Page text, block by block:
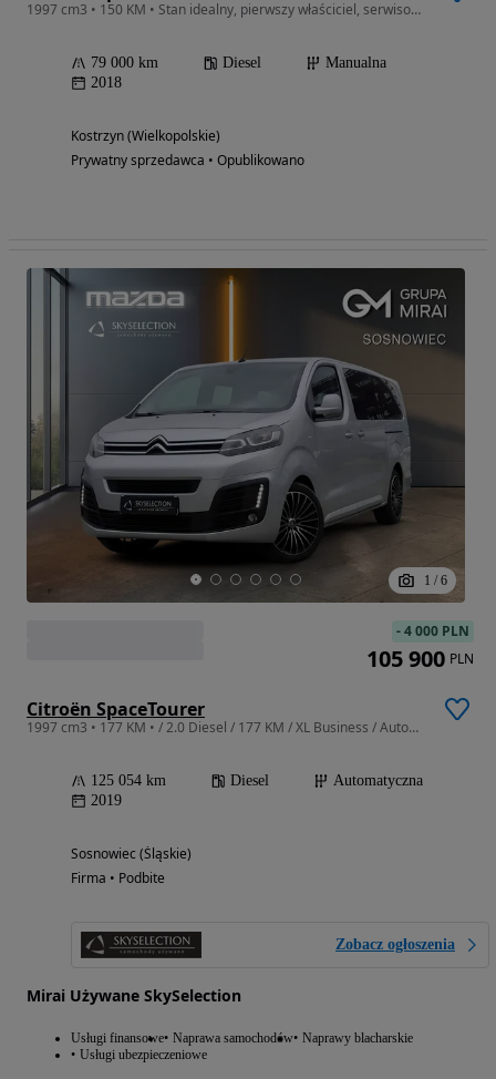
1997 cm3 • 150 KM • Stan idealny, pierwszy właściciel, serwisowany w ASO, mały przebieg
79 000 km Diesel
Manualna
2018
Kostrzyn (Wielkopolskie)
Prywatny sprzedawca • Opublikowano
1 / 6
Citroën SpaceTourer
1997 cm3 • 177 KM • / 2.0 Diesel / 177 KM / XL Business / Automatyczna / Serwisowany
125 054 km Diesel
Automatyczna
2019
Sosnowiec (Śląskie)
Firma • Podbite
Zobacz ogłoszenia
Mirai Używane SkySelection
Usługi finansowe Naprawa samochodów Naprawy blacharskie
Usługi ubezpieczeniowe
-4 000 PLN
105 900 PLN